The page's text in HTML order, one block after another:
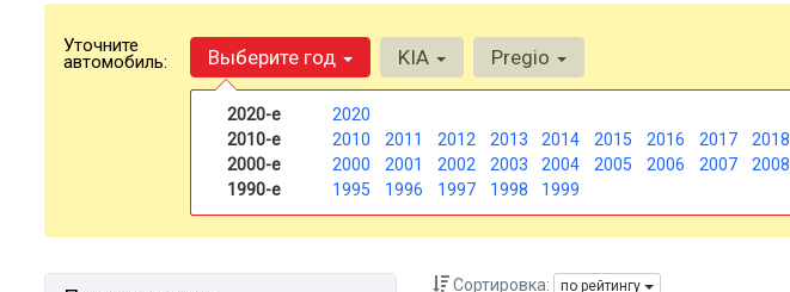
Уточните
автомобиль: Выберите год
2020-е
2020
2010-е
2010 2011 2012 2013 2014 2015 2016 2017 2018
2000-е
2000 2001 2002 2003 2004 2005 2006 2007 2008
1990-е
1995 1996 1997 1998 1999
KIA Pregio
Сортировка: по рейтингу